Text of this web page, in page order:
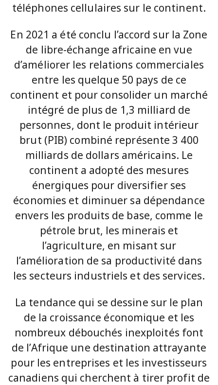
téléphones cellulaires sur le continent.
En 2021 a été conclu l’accord sur la Zone
de libre-échange africaine en vue
d’améliorer les relations commerciales
entre les quelque 50 pays de ce
continent et pour consolider un marché
intégré de plus de 1,3 milliard de
personnes, dont le produit intérieur
brut (PIB) combiné représente 3 400
milliards de dollars américains. Le
continent a adopté des mesures
énergiques pour diversifier ses
économies et diminuer sa dépendance
envers les produits de base, comme le
pétrole brut, les minerais et
l’agriculture, en misant sur
l’amélioration de sa productivité dans
les secteurs industriels et des services.
La tendance qui se dessine sur le plan
de la croissance économique et les
nombreux débouchés inexploités font
de l’Afrique une destination attrayante
pour les entreprises et les investisseurs
canadiens qui cherchent à tirer profit de